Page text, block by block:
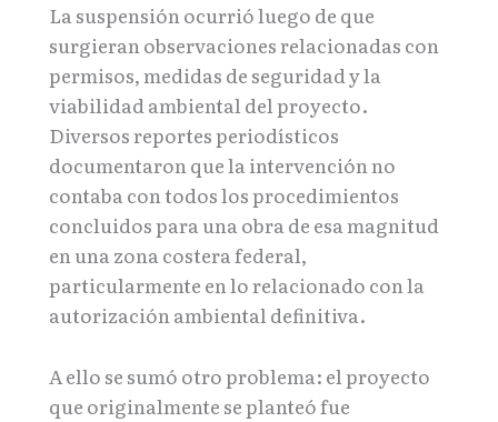
La suspensión ocurrió luego de que
surgieran observaciones relacionadas con
permisos, medidas de seguridad y la
viabilidad ambiental del proyecto.
Diversos reportes periodísticos
documentaron que la intervención no
contaba con todos los procedimientos
concluidos para una obra de esa magnitud
en una zona costera federal,
particularmente en lo relacionado con la
autorización ambiental definitiva.
A ello se sumó otro problema: el proyecto
que originalmente se planteó fue